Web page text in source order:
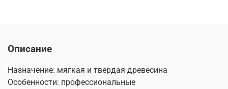
Описание
Назначение: мягкая и твердая древесина
Особенности: профессиональные